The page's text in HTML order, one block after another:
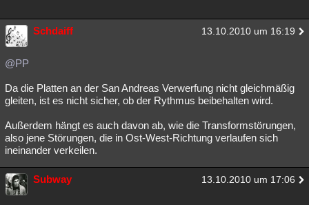
Schdaiff 13.10.2010 um 16:19
@PP
Da die Platten an der San Andreas Verwerfung nicht gleichmäßig
gleiten, ist es nicht sicher, ob der Rythmus beibehalten wird.
Außerdem hängt es auch davon ab, wie die Transformstörungen,
also jene Störungen, die in Ost-West-Richtung verlaufen sich
ineinander verkeilen.
Subway 13.10.2010 um 17:06